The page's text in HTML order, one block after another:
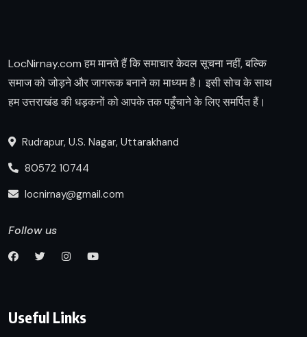
LocNirnay.com हम मानते हैं कि समाचार केवल सूचना नहीं, बल्कि
समाज को जोड़ने और जागरूक बनाने का माध्यम है। इसी सोच के साथ
हम उत्तराखंड की धड़कनों को आपके तक पहुँचाने के लिए समर्पित हैं।
Rudrapur, U.S. Nagar, Uttarakhand
80572 10744
locnirnay@gmail.com
Follow us
Useful Links